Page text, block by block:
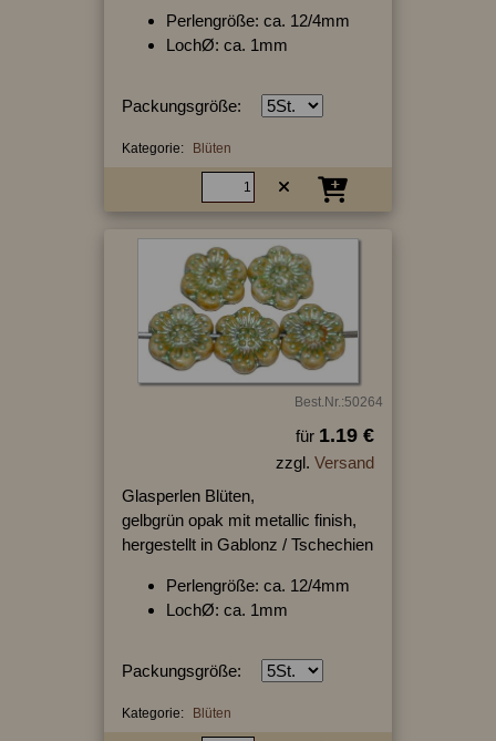
Perlengröße: ca. 12/4mm
LochØ: ca. 1mm
Packungsgröße:
Kategorie: Blüten
Best.Nr.:50264
für 1.19 €
zzgl. Versand
Glasperlen Blüten,
gelbgrün opak mit metallic finish,
hergestellt in Gablonz / Tschechien
Perlengröße: ca. 12/4mm
LochØ: ca. 1mm
Packungsgröße:
Kategorie: Blüten